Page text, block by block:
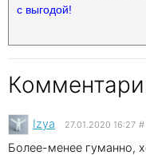
с выгодой!
Izya 27.01.2020 16:27 #
Более-менее гуманно,